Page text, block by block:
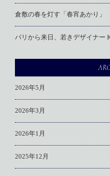
倉敷の春を灯す「春宵あかり」
パリから来日、若きデザイナー
2026年5月
2026年3月
2026年1月
2025年12月